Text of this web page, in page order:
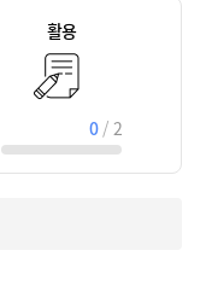
활용
0 / 2